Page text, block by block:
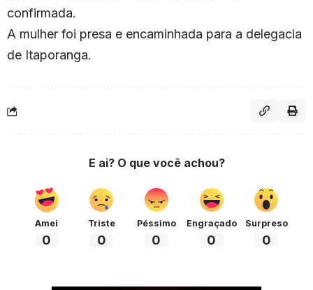
confirmada.
A mulher foi presa e encaminhada para a delegacia
de Itaporanga.
E ai? O que você achou?
Amei
0
Triste
0
Péssimo
0
Engraçado
0
Surpreso
0